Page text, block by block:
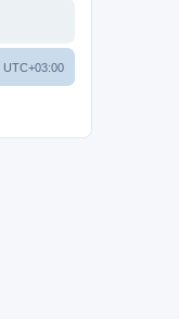
UTC+03:00